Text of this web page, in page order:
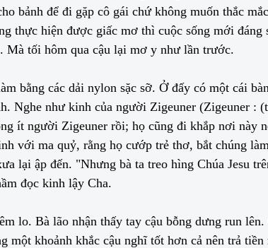
bảnh để đi gặp cô gái chứ không muốn thắc
hiện được giấc mơ thì cuộc sống mới
Mà tối hôm qua cậu lại mơ y như lần trước.
bằng các dải nylon sặc sỡ. Ở đấy có một cái
Nghe như kinh của người Zigeuner (Zigeuner :
ít người Zigeuner rồi; họ cũng đi khắp nơi này
với ma quỷ, rằng họ cướp trẻ thơ, bắt chúng
lại ập đến. "Nhưng bà ta treo hìng Chúa Jesu
đọc kinh lậy Cha.
lo. Bà lão nhận thấy tay cậu bỗng dưng run
khoảnh khắc cậu nghĩ tốt hơn cả nên trả